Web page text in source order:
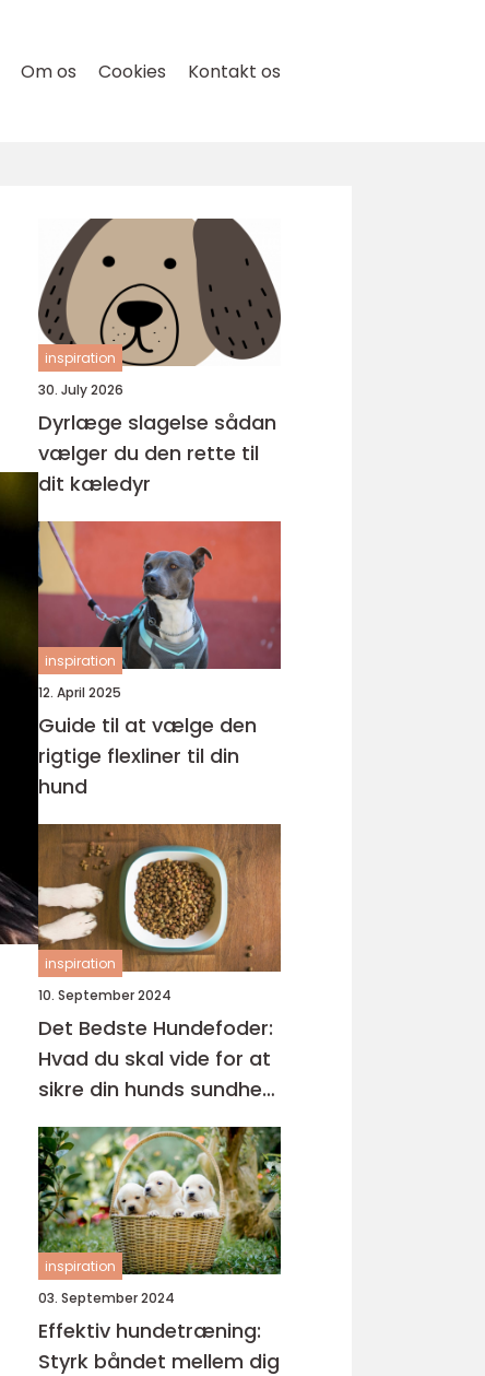
Om os Cookies Kontakt os
inspiration
30. July 2026
Dyrlæge slagelse sådan
vælger du den rette til
dit kæledyr
inspiration
12. April 2025
Guide til at vælge den
rigtige flexliner til din
hund
inspiration
10. September 2024
Det Bedste Hundefoder:
Hvad du skal vide for at
sikre din hunds sundhed
og trivsel
inspiration
03. September 2024
Effektiv hundetræning:
Styrk båndet mellem dig